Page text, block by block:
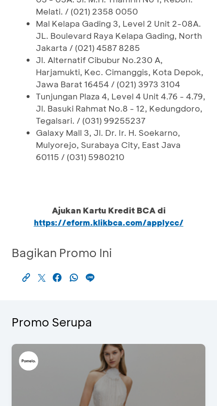
Melati. / (021) 2358 0050
Mal Kelapa Gading 3, Level 2 Unit 2-08A.
JL. Boulevard Raya Kelapa Gading, North
Jakarta / (021) 4587 8285
Jl. Alternatif Cibubur No.230 A,
Harjamukti, Kec. Cimanggis, Kota Depok,
Jawa Barat 16454 / (021) 3973 3104
Tunjungan Plaza 4, Level 4 Unit 4.76 - 4.79,
Jl. Basuki Rahmat No.8 - 12, Kedungdoro,
Tegalsari. / (031) 99255237
Galaxy Mall 3, Jl. Dr. Ir. H. Soekarno,
Mulyorejo, Surabaya City, East Java
60115 / (031) 5980210
Ajukan Kartu Kredit BCA di
https://eform.klikbca.com/applycc/
Bagikan Promo Ini
Promo Serupa